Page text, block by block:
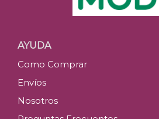
AYUDA
Como Comprar
Envíos
Nosotros